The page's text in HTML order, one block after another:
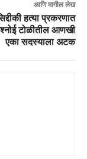
आणि मागील लेख
हत्या प्रकरणात
टोळीतील आणखी
एका सदस्याला अटक